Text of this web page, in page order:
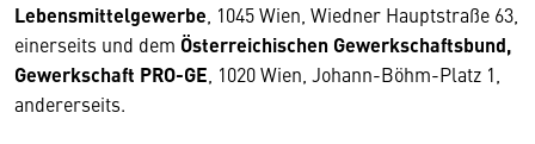
Lebensmittelgewerbe , 1045 Wien, Wiedner Hauptstraße 63,
einerseits und dem Österreichischen Gewerkschaftsbund,
Gewerkschaft PRO-GE , 1020 Wien, Johann-Böhm-Platz 1,
andererseits.